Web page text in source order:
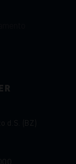
d.S. (BZ)